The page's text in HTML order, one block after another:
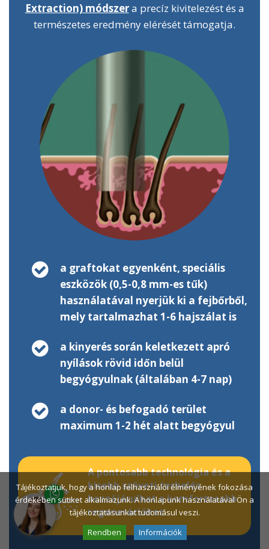
Extraction) módszera precíz kivitelezést és a
természetes eredmény elérését támogatja.
a graftokat egyenként, speciális
eszközök (0,5-0,8 mm-es tűk)
használatával nyerjük ki a fejbőrből,
mely tartalmazhat 1-6 hajszálat is
a kinyerés során keletkezett apró
nyílások rövid időn belül
begyógyulnak (általában 4-7 nap)
a donor- és befogadó terület
maximum 1-2 hét alatt begyógyul
A pontosabb technológia és a
kisebb szöveti terhelés
hozzájárulhat a komfortosabb
regenerációhoz.
Tájékoztatjuk, hogy a honlap felhasználói élményének fokozása
érdekében sütiket alkalmazunk. A honlapunk használatával Ön a
tájékoztatásunkat tudomásul veszi.
Rendben
Információk